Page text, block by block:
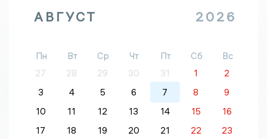
АВГУСТ 2026
Пн Вт Ср Чт Пт Сб
Вс
27
28 29 30 31 1
2
3
4 5 6 7 8
9
10
11 12 13 14 15
16
17
18 19 20 21 22
23